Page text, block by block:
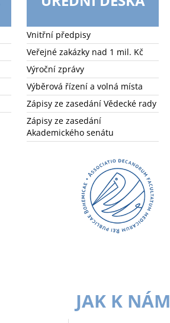
Vnitřní předpisy
Veřejné zakázky nad 1 mil. Kč
Výroční zprávy
Výběrová řízení a volná místa
Zápisy ze zasedání Vědecké rady
Zápisy ze zasedání
Akademického senátu
JAK K NÁM